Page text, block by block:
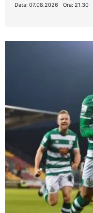
Data: 07.08.2026 Ora: 21.30